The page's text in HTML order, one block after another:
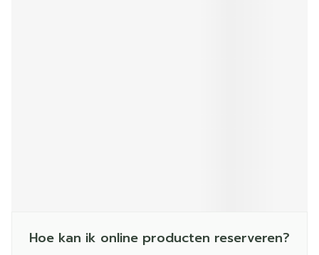
Hoe kan ik online producten reserveren?